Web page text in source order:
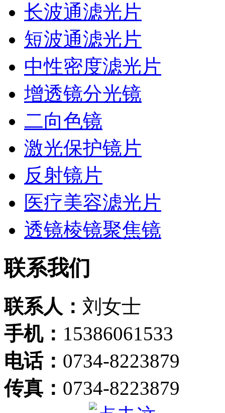
长波通滤光片
短波通滤光片
中性密度滤光片
增透镜分光镜
二向色镜
激光保护镜片
反射镜片
医疗美容滤光片
透镜棱镜聚焦镜
联系我们
联系人： 刘女士
手机： 15386061533
电话： 0734-8223879
传真： 0734-8223879